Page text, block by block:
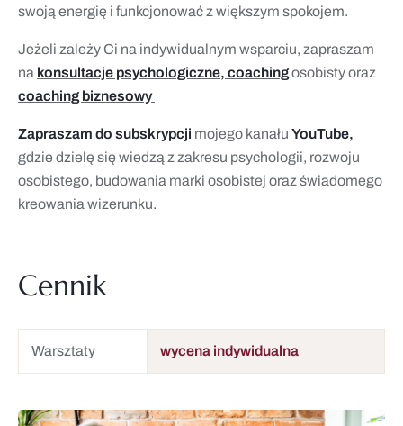
swoją energię i funkcjonować z większym spokojem.
Jeżeli zależy Ci na indywidualnym wsparciu, zapraszam
na konsultacje psychologiczne, coachingosobisty oraz
coaching biznesowy
Zapraszam do subskrypcji mojego kanału YouTube,
gdzie dzielę się wiedzą z zakresu psychologii, rozwoju
osobistego, budowania marki osobistej oraz świadomego
kreowania wizerunku.
Cennik
Warsztaty wycena indywidualna